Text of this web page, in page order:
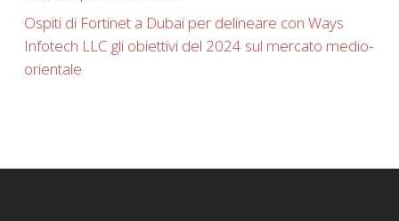
Ospiti di Fortinet a Dubai per delineare con Ways
Infotech LLC gli obiettivi del 2024 sul mercato medio-
orientale